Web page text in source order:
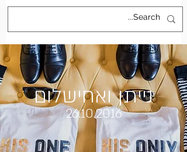
נייתן ואחישלום
26.10.2016